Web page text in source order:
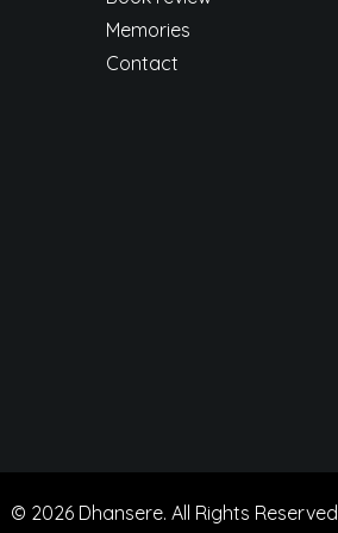
Memories
Contact
© 2026 Dhansere. All Rights Reserved